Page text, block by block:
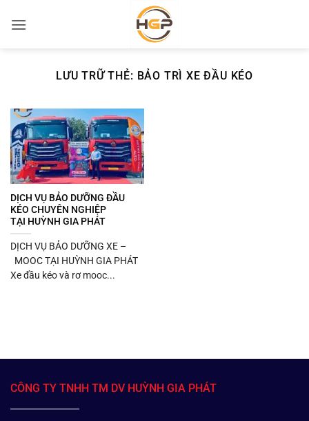
qua
LƯU TRỮ THẺ: BẢO TRÌ XE ĐẦU KÉO
DỊCH VỤ BẢO DƯỠNG ĐẦU
KÉO CHUYÊN NGHIỆP
TẠI HUỲNH GIA PHÁT
DỊCH VỤ BẢO DƯỠNG XE –
MOOC TẠI HUỲNH GIA PHÁT
Xe đầu kéo và rơ mooc...
CÔNG TY TNHH TM DV HUỲNH GIA PHÁT